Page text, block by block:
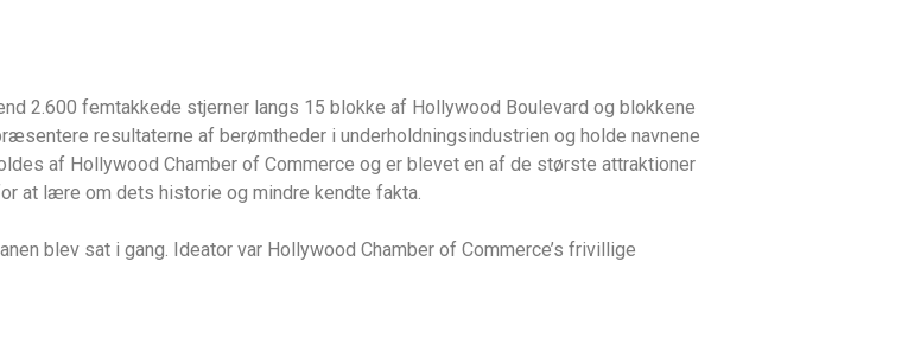
2.600 femtakkede stjerner langs 15 blokke af Hollywood Boulevard og blokkene
resultaterne af berømtheder i underholdningsindustrien og holde navnene
af Hollywood Chamber of Commerce og er blevet en af de største attraktioner
at lære om dets historie og mindre kendte fakta.
blev sat i gang. Ideator var Hollywood Chamber of Commerce’s frivillige